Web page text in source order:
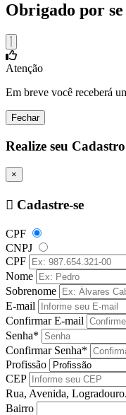
Obrigado por
Atenção
Em breve você receberá
Fechar
Realize seu Cadastro
×
Cadastre-se
CPF
CNPJ
CPF
Nome
Sobrenome
E-mail
Confirmar E-mail
Senha*
Confirmar Senha*
Profissão
CEP
Rua, Avenida,
Bairro